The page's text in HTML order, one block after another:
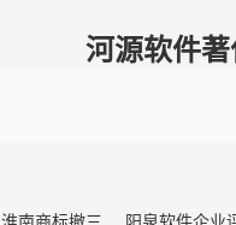
河源软件